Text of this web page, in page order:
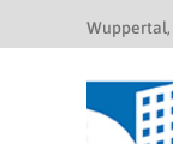
Wuppertal